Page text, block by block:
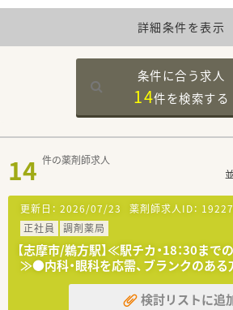
詳細条件を表示
条件に合う求人
14件を検索する
14 件の薬剤師求人
更新日： 2026/07/23 薬剤師求人ID：
正社員
調剤薬局
【志摩市/鵜方駅】≪駅チカ・18：30まで
≫●内科・眼科を応需、ブランクのあ
検討リストに追